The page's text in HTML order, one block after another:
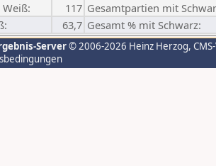
117 Gesamtpartien mit
63,7 Gesamt % mit Schwarz:
Server© 2006-2026 Heinz Herzog,